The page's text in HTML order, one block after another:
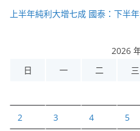
上半年純利大增七成 國泰：下半
2026
日
一 二 三
2 3 4 5